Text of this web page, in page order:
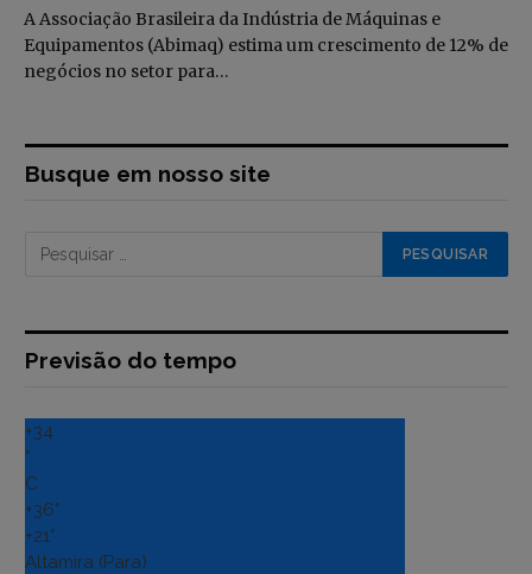
A Associação Brasileira da Indústria de Máquinas e
Equipamentos (Abimaq) estima um crescimento de 12% de
negócios no setor para…
Busque em nosso site
Previsão do tempo
+34
°
C
+36°
+21°
Altamira (Para)